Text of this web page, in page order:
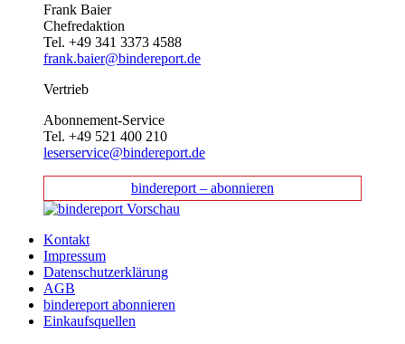
Frank Baier
Chefredaktion
Tel. +49 341 3373 4588
frank.baier@bindereport.de
Vertrieb
Abonnement-Service
Tel. +49 521 400 210
leserservice@bindereport.de
bindereport – abonnieren
Kontakt
Impressum
Datenschutzerklärung
AGB
bindereport abonnieren
Einkaufsquellen